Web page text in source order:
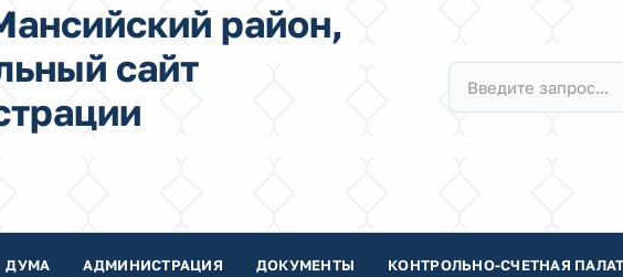
район,
сайт
ДУМА АДМИНИСТРАЦИЯ ДОКУМЕНТЫ КОНТРОЛЬНО-СЧЕТНАЯ